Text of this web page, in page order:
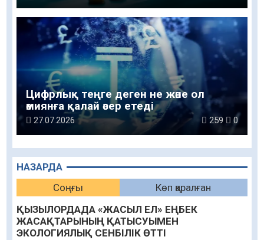
НАЗАРДА
Соңғы
Көп қаралған
ҚЫЗЫЛОРДАДА «ЖАСЫЛ ЕЛ» ЕҢБЕК
ЖАСАҚТАРЫНЫҢ ҚАТЫСУЫМЕН
ЭКОЛОГИЯЛЫҚ СЕНБІЛІК ӨТТІ
Цифрлық теңге деген не және ол
әмиянға қалай әсер етеді
27.07.2026 259 0